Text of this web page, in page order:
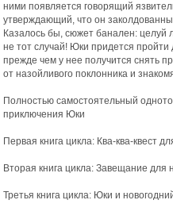
ними появляется говорящий
утверждающий, что он
Казалось бы, сюжет банален: целуй
не тот случай! Юки придется пройти
прежде чем у нее получится снять
от назойливого поклонника и
Полностью самостоятельный
приключения Юки
Первая книга цикла: Ква-ква-квест
Вторая книга цикла: Завещание для
Третья книга цикла: Юки и